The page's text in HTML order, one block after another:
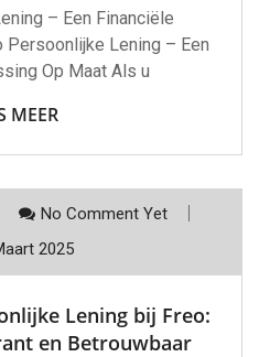
– Een Financiële
Lening – Een
Op Maat Als u
MEER
No Comment Yet
2025
Lening bij Freo:
en Betrouwbaar